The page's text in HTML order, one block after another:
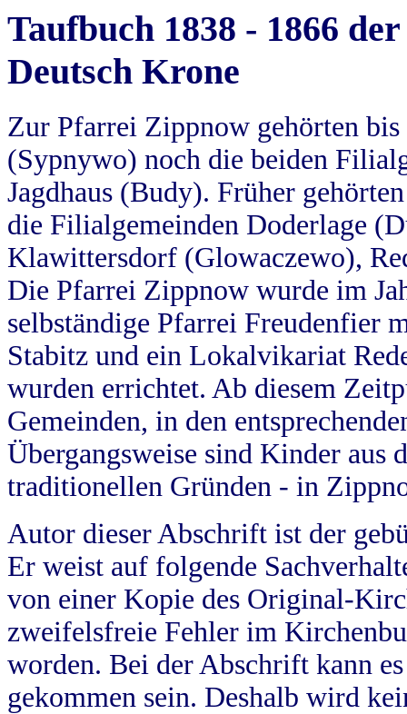
Taufbuch 1838 - 1866
Deutsch Krone
Zur Pfarrei Zippnow gehörten
(Sypnywo) noch die beiden
Jagdhaus (Budy). Früher
die Filialgemeinden Doderlage
Klawittersdorf (Glowaczewo),
Die Pfarrei Zippnow wurde im
selbständige Pfarrei Freudenfier
Stabitz und ein Lokalvikariat
wurden errichtet. Ab diesem
Gemeinden, in den
Übergangsweise sind Kinder aus
traditionellen Gründen - in
Autor dieser Abschrift ist der
Er weist auf folgende
von einer Kopie des Original-
zweifelsfreie Fehler im
worden. Bei der Abschrift kann
gekommen sein. Deshalb wird